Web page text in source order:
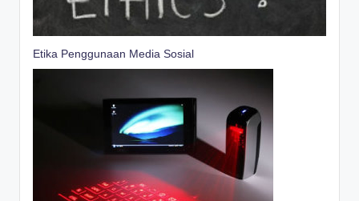
Etika Penggunaan Media Sosial